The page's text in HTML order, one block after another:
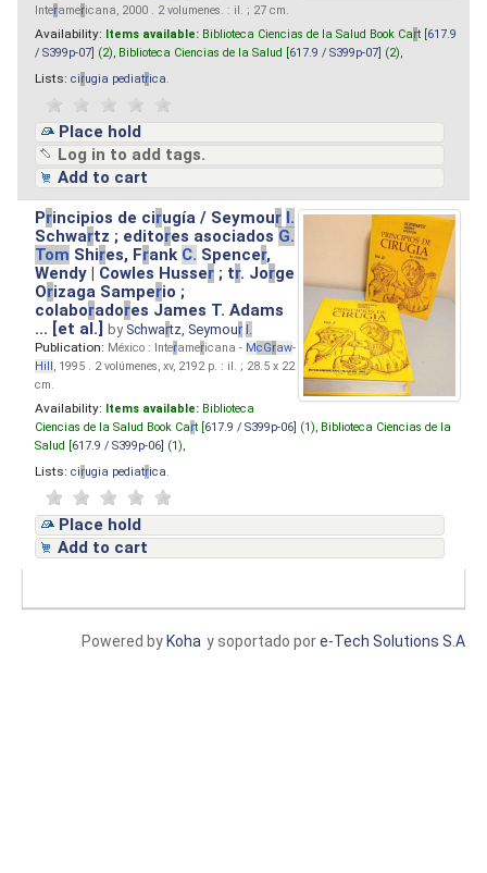
Interamericana, 2000 . 2 volumenes. : il. ; 27 cm.
Availability: Items available: Biblioteca Ciencias de la Salud Book Cart [ 617.9
/ S399p-07 ] (2), Biblioteca Ciencias de la Salud [ 617.9 / S399p-07 ] (2),
Lists: cirugia pediatrica
Place hold
Log in to add tags.
Add to cart
Principios de cirugía / Seymour I.
Schwartz ; editores asociados G.
Tom Shires, Frank C. Spencer,
Wendy | Cowles Husser ; tr. Jorge
Orizaga Samperio ;
colaboradores James T. Adams
... [et al.]by Schwartz, Seymour I.
Publication: México : Interamericana - McGraw-
Hill, 1995 . 2 volúmenes, xv, 2192 p. : il. ; 28.5 x 22
cm.
Availability: Items available: Biblioteca
Ciencias de la Salud Book Cart [ 617.9 / S399p-06 ] (1), Biblioteca Ciencias de la
Salud [ 617.9 / S399p-06 ] (1),
Lists: cirugia pediatrica
Place hold
Add to cart
y soportado pore-Tech Solutions S.A
Powered by Koha